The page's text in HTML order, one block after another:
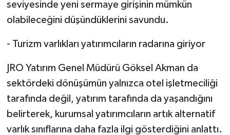
seviyesinde yeni sermaye girişinin mümkün
olabileceğini düşündüklerini savundu.
- Turizm varlıkları yatırımcıların radarına giriyor
JRO Yatırım Genel Müdürü Göksel Akman da
sektördeki dönüşümün yalnızca otel işletmeciliği
tarafında değil, yatırım tarafında da yaşandığını
belirterek, kurumsal yatırımcıların artık alternatif
varlık sınıflarına daha fazla ilgi gösterdiğini anlattı.